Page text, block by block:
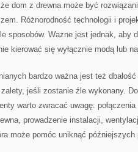
dom z drewna może być
Różnorodność technologii i
sposobów. Ważne jest jednak, aby
kierować się wyłącznie modą lub
bardzo ważna jest też
jeśli zostanie źle wykonany.
warto zwracać uwagę:
prowadzenie instalacji,
może pomóc uniknąć późniejszych